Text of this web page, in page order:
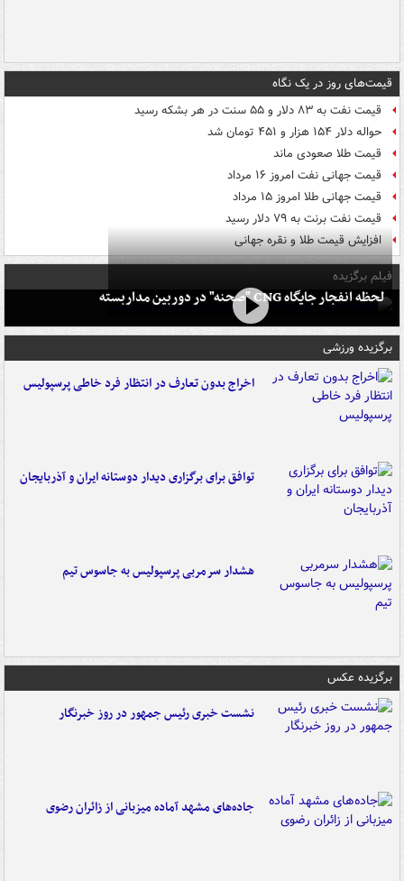
قیمت‌های روز در یک نگاه
قیمت نفت به ۸۳ دلار و ۵۵ سنت در هر بشکه رسید
حواله دلار ۱۵۴ هزار و ۴۵۱ تومان شد
قیمت طلا صعودی ماند
قیمت جهانی نفت امروز ۱۶ مرداد
قیمت جهانی طلا امروز ۱۵ مرداد
قیمت نفت برنت به ۷۹ دلار رسید
افزایش قیمت طلا و نقره جهانی
فیلم برگزیده
لحظه انفجار جایگاه CNG "صحنه" در دوربین مداربسته
برگزیده ورزشی
اخراج بدون تعارف در انتظار فرد خاطی پرسپولیس
توافق برای برگزاری دیدار دوستانه ایران و آذربایجان
هشدار سرمربی پرسپولیس به جاسوس تیم
برگزیده عکس
نشست خبری رئیس جمهور در روز خبرنگار
جاده‌های مشهد آماده میزبانی از زائران رضوی